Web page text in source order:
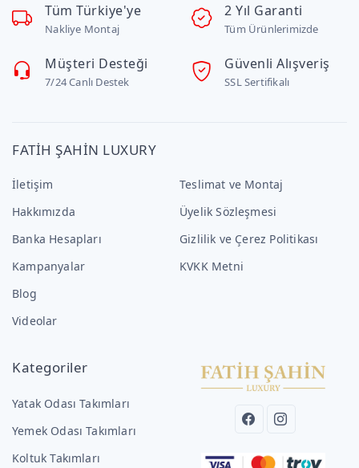
Tüm Türkiye'ye
Nakliye Montaj
2 Yıl Garanti
Tüm Ürünlerimizde
Müşteri Desteği
7/24 Canlı Destek
Güvenli Alışveriş
SSL Sertifikalı
FATİH ŞAHİN LUXURY
İletişim
Hakkımızda
Banka Hesapları
Kampanyalar
Blog
Videolar
Teslimat ve Montaj
Üyelik Sözleşmesi
Gizlilik ve Çerez Politikası
KVKK Metni
Kategoriler
Yatak Odası Takımları
Yemek Odası Takımları
Koltuk Takımları